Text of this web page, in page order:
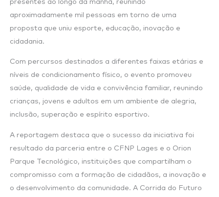
presentes ao longo da manhã, reunindo
aproximadamente mil pessoas em torno de uma
proposta que uniu esporte, educação, inovação e
cidadania.
Com percursos destinados a diferentes faixas etárias e
níveis de condicionamento físico, o evento promoveu
saúde, qualidade de vida e convivência familiar, reunindo
crianças, jovens e adultos em um ambiente de alegria,
inclusão, superação e espírito esportivo.
A reportagem destaca que o sucesso da iniciativa foi
resultado da parceria entre o CFNP Lages e o Orion
Parque Tecnológico, instituições que compartilham o
compromisso com a formação de cidadãos, a inovação e
o desenvolvimento da comunidade. A Corrida do Futuro